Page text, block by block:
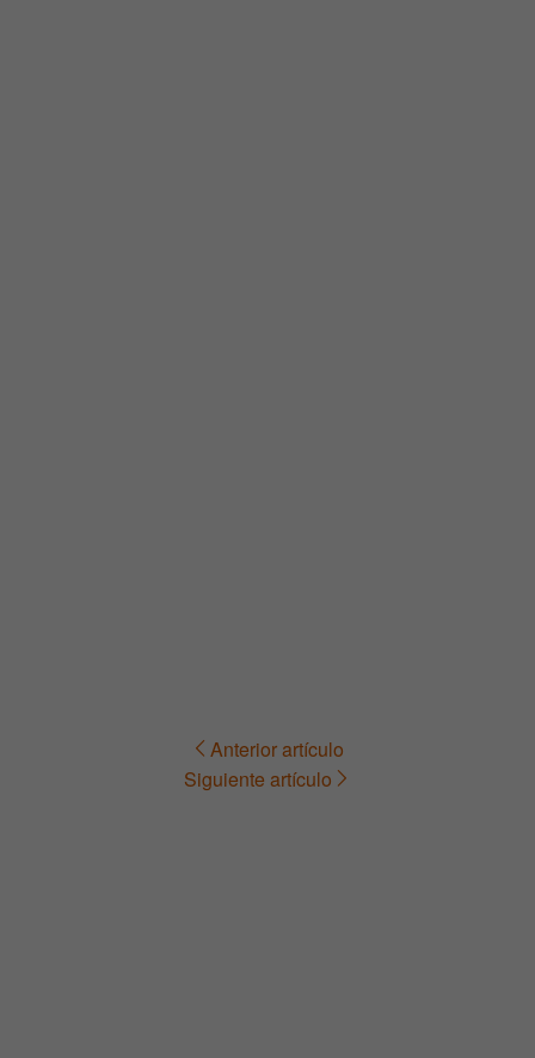
Navegación Anterior artículo
Siguiente artículo